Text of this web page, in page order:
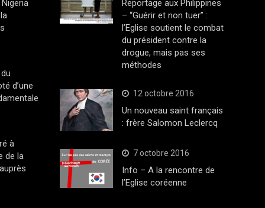
d’une
à
de la
Reportage aux Philippines
– “Guérir et non tuer” :
l’Eglise soutient le combat
du président contre la
drogue, mais pas ses
méthodes
12 octobre 2016
Un nouveau saint français
: frère Salomon Leclercq
7 octobre 2016
Info – A la rencontre de
l’Eglise coréenne